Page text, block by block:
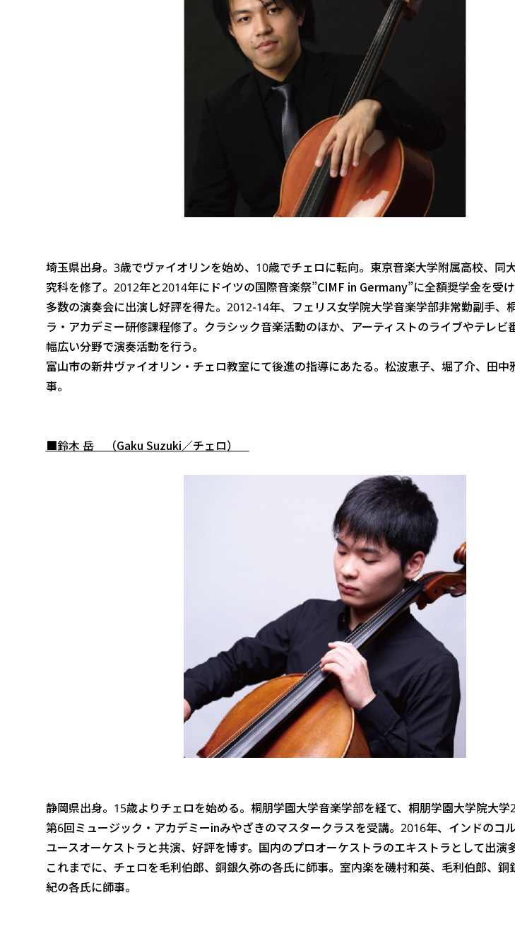
埼玉県出身。3歳でヴァイオリンを始め、10歳でチェロに転向。東京音楽大学附属高校、同
究科を修了。2012年と2014年にドイツの国際音楽祭”CIMF in Germany”に全額奨学金を受け
多数の演奏会に出演し好評を得た。2012-14年、フェリス女学院大学音楽学部非常勤副手、
ラ・アカデミー研修課程修了。クラシック音楽活動のほか、アーティストのライブやテレビ
幅広い分野で演奏活動を行う。
富山市の新井ヴァイオリン・チェロ教室にて後進の指導にあたる。松波恵子、堀了介、田中
事。
■鈴木 岳 （Gaku Suzuki／チェロ）
静岡県出身。15歳よりチェロを始める。桐朋学園大学音楽学部を経て、桐朋学園大学院大学
第6回ミュージック・アカデミーinみやざきのマスタークラスを受講。2016年、インドのコ
ユースオーケストラと共演、好評を博す。国内のプロオーケストラのエキストラとして出演
これまでに、チェロを毛利伯郎、銅銀久弥の各氏に師事。室内楽を磯村和英、毛利伯郎、銅
紀の各氏に師事。